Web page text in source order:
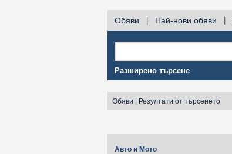
Обяви Най-нови обяви
Разширено търсене
Обяви Резултати от търсенето
Авто и Мото